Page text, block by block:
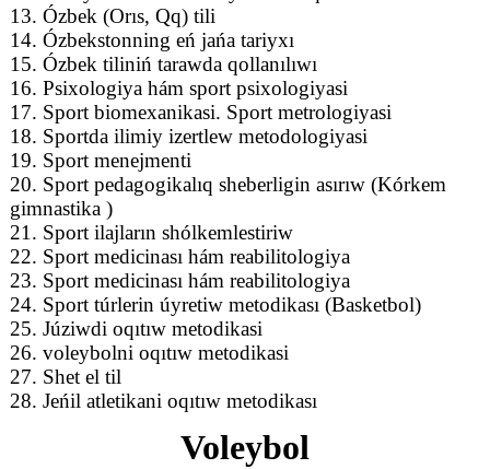
13. Ózbek (Orıs, Qq) tili
14. Ózbekstonning eń jańa tariyxı
15. Ózbek tiliniń tarawda qollanılıwı
16. Psixologiya hám sport psixologiyasi
17. Sport biomexanikasi. Sport metrologiyasi
18. Sportda ilimiy izertlew metodologiyasi
19. Sport menejmenti
20. Sport pedagogikalıq sheberligin asırıw (Kórkem
gimnastika )
21. Sport ilajların shólkemlestiriw
22. Sport medicinası hám reabilitologiya
23. Sport medicinası hám reabilitologiya
24. Sport túrlerin úyretiw metodikası (Basketbol)
25. Júziwdi oqıtıw metodikasi
26. voleybolni oqıtıw metodikasi
27. Shet el til
28. Jeńil atletikani oqıtıw metodikası
Voleybol